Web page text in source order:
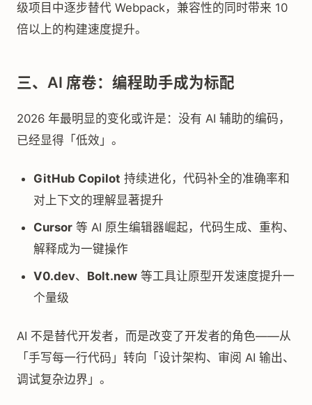
级项目中逐步替代 Webpack，兼容性的同时带来 10
倍以上的构建速度提升。
三、AI 席卷：编程助手成为标配
2026 年最明显的变化或许是：没有 AI 辅助的编码，
已经显得「低效」。
GitHub Copilot 持续进化，代码补全的准确率和
对上下文的理解显著提升
Cursor 等 AI 原生编辑器崛起，代码生成、重构、
解释成为一键操作
V0.dev、 Bolt.new 等工具让原型开发速度提升一
个量级
AI 不是替代开发者，而是改变了开发者的角色——从
「手写每一行代码」转向「设计架构、审阅 AI 输出、
调试复杂边界」。